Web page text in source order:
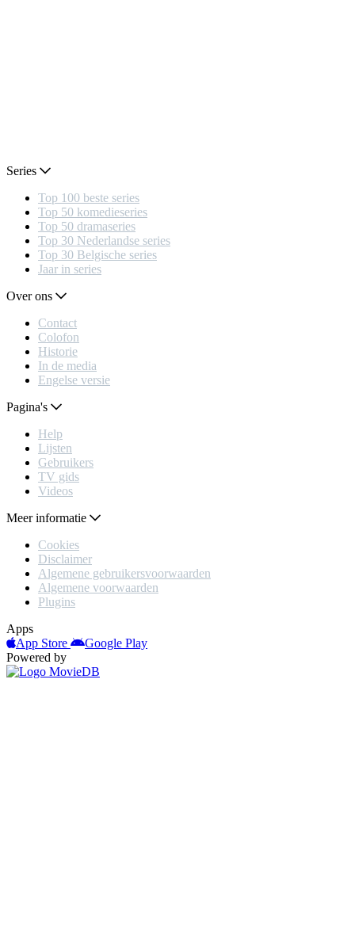
Series
Top 100 beste series
Top 50 komedieseries
Top 50 dramaseries
Top 30 Nederlandse series
Top 30 Belgische series
Jaar in series
Over ons
Contact
Colofon
Historie
In de media
Engelse versie
Pagina's
Help
Lijsten
Gebruikers
TV gids
Videos
Meer informatie
Cookies
Disclaimer
Algemene gebruikersvoorwaarden
Algemene voorwaarden
Plugins
Apps
App Store
Google Play
Powered by